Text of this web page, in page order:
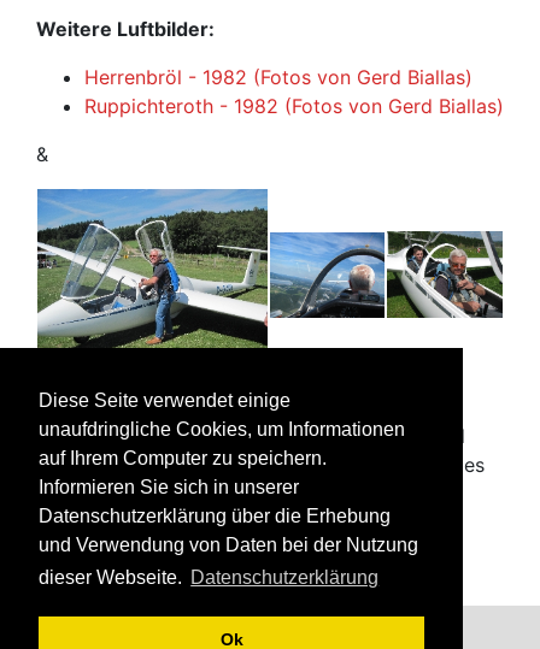
Diese Seite verwendet einige
unaufdringliche Cookies, um Informationen
auf Ihrem Computer zu speichern.
Informieren Sie sich in unserer
Datenschutzerklärung über die Erhebung
und Verwendung von Daten bei der Nutzung
dieser Webseite. Datenschutzerklärung
Ok
Weitere Luftbilder:
Herrenbröl - 1982 (Fotos von Gerd Biallas)
Ruppichteroth - 1982 (Fotos von Gerd Biallas)
&
Fotograf Klaus Stöcker
bei den
Startvorbereitungen
Stöcker
während
des Fluges
während
des Fluges
Datenschutzerklärung